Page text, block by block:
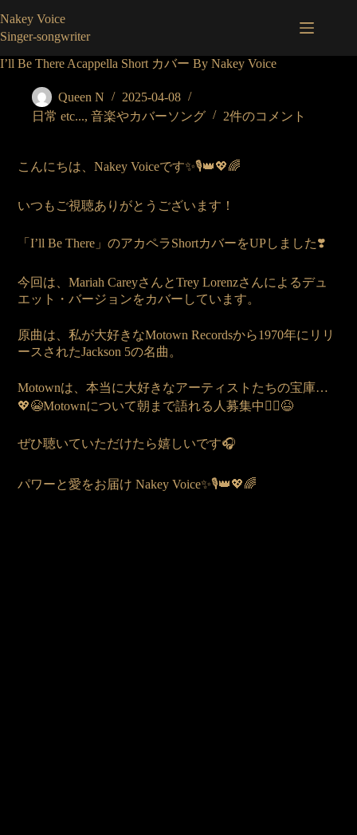
ン
テ
ン
Nakey Voice
Singer-songwriter
I’ll Be There Acappella Short カバー By Nakey Voice
Queen N
2025-04-08
日常 etc..., 音楽やカバーソング 2件のコメント
こんにちは、Nakey Voiceです✨🎙️👑💖🌈
いつもご視聴ありがとうございます！
「I’ll Be There」のアカペラShortカバーをUPしました❣️
今回は、Mariah CareyさんとTrey Lorenzさんによるデュ
エット・バージョンをカバーしています。
原曲は、私が大好きなMotown Recordsから1970年にリリ
ースされたJackson 5の名曲。
Motownは、本当に大好きなアーティストたちの宝庫…
💖😭Motownについて朝まで語れる人募集中🙋‍♀️😆
ぜひ聴いていただけたら嬉しいです🎧
パワーと愛をお届け Nakey Voice✨🎙️👑💖🌈